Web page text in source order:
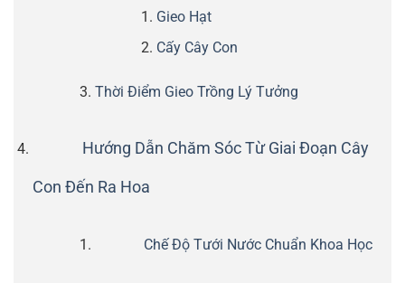
Gieo Hạt
Cấy Cây Con
Thời Điểm Gieo Trồng Lý Tưởng
Hướng Dẫn Chăm Sóc Từ Giai Đoạn Cây
Con Đến Ra Hoa
Chế Độ Tưới Nước Chuẩn Khoa Học